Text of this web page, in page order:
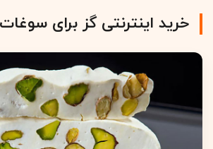
خرید اینترنتی گز برای سوغات